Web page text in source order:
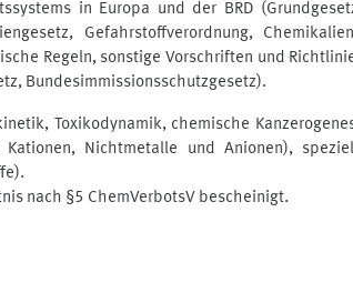
in Europa und der BRD
Gefahrstoffverordnung,
Regeln, sonstige Vorschriften und
Bundesimmissionsschutzgesetz).
Toxikodynamik, chemische
Nichtmetalle und Anionen),
nach §5 ChemVerbotsV bescheinigt.